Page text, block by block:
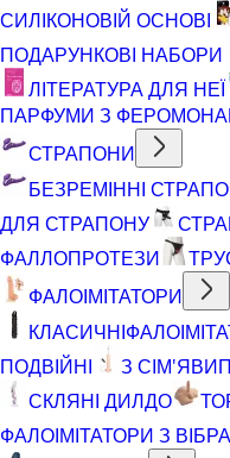
СИЛІКОНОВІЙ ОСНОВІ
ПОДАРУНКОВІ НАБОРИ
ЛІТЕРАТУРА ДЛЯ НЕЇ
ПАРФУМИ З
СТРАПОНИ
БЕЗРЕМІННІ
ДЛЯ СТРАПОНУ
ФАЛЛОПРОТЕЗИ
ФАЛОІМІТАТОРИ
КЛАСИЧНІ
ПОДВІЙНІ
З
СКЛЯНІ ДИЛДО
ФАЛОІМІТАТОРИ З